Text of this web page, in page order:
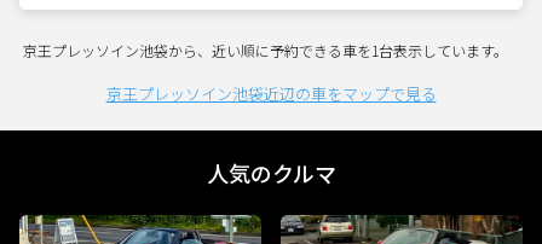
京王プレッソイン池袋から、近い順に予約できる車を1台表示しています。
京王プレッソイン池袋近辺の車をマップで見る
人気のクルマ